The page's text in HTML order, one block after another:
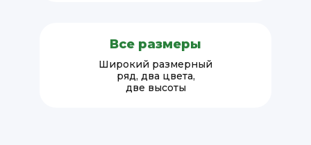
Все размеры
Широкий размерный
ряд, два цвета,
две высоты